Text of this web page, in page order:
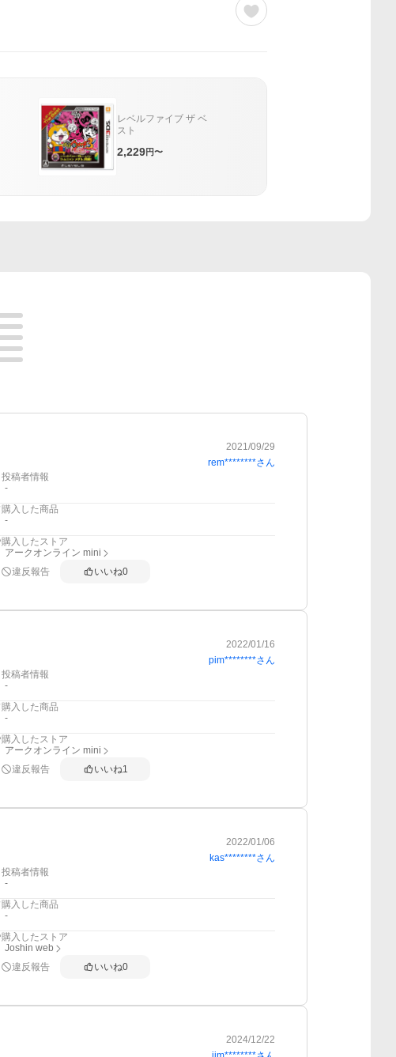
レベルファイブ ザ ベ
スト
2,229円〜
2021/09/29
rem********さん
投稿者情報
-
購入した商品
-
購入したストア
アークオンライン mini
違反報告
いいね0
2022/01/16
pim********さん
投稿者情報
-
購入した商品
-
購入したストア
アークオンライン mini
違反報告
いいね1
2022/01/06
kas********さん
投稿者情報
-
購入した商品
-
購入したストア
Joshin web
違反報告
いいね0
2024/12/22